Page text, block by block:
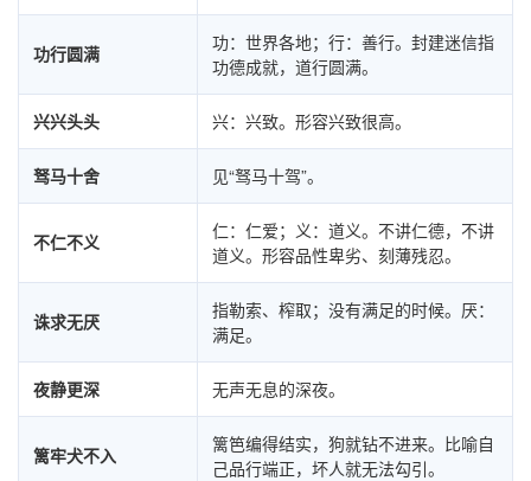
功行圆满
功：世界各地；行：善行。封建迷信指
功德成就，道行圆满。
兴兴头头 兴：兴致。形容兴致很高。
驽马十舍 见“驽马十驾”。
不仁不义
仁：仁爱；义：道义。不讲仁德，不讲
道义。形容品性卑劣、刻薄残忍。
诛求无厌
指勒索、榨取；没有满足的时候。厌：
满足。
夜静更深 无声无息的深夜。
篱牢犬不入
篱笆编得结实，狗就钻不进来。比喻自
己品行端正，坏人就无法勾引。